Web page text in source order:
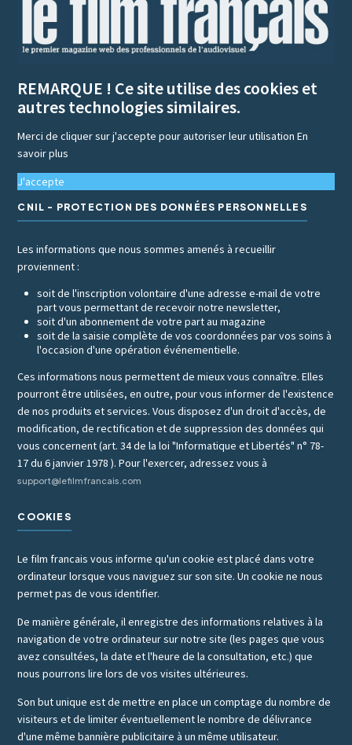
REMARQUE ! Ce site utilise des cookies et
autres technologies similaires.
Merci de cliquer sur j'accepte pour autoriser leur utilisationEn
savoir plus
J'accepte
CNIL - PROTECTION DES DONNÉES PERSONNELLES
Les informations que nous sommes amenés à recueillir
proviennent :
soit de l'inscription volontaire d'une adresse e-mail de votre
part vous permettant de recevoir notre newsletter,
soit d'un abonnement de votre part au magazine
soit de la saisie complète de vos coordonnées par vos soins à
l'occasion d'une opération événementielle.
Ces informations nous permettent de mieux vous connaître. Elles
pourront être utilisées, en outre, pour vous informer de l'existence
de nos produits et services. Vous disposez d'un droit d'accès, de
modification, de rectification et de suppression des données qui
vous concernent (art. 34 de la loi "Informatique et Libertés" n° 78-
17 du 6 janvier 1978 ). Pour l'exercer, adressez vous à
support@lefilmfrancais.com
COOKIES
Le film francais vous informe qu'un cookie est placé dans votre
ordinateur lorsque vous naviguez sur son site. Un cookie ne nous
permet pas de vous identifier.
De manière générale, il enregistre des informations relatives à la
navigation de votre ordinateur sur notre site (les pages que vous
avez consultées, la date et l'heure de la consultation, etc.) que
nous pourrons lire lors de vos visites ultérieures.
Son but unique est de mettre en place un comptage du nombre de
visiteurs et de limiter éventuellement le nombre de délivrance
d'une même bannière publicitaire à un même utilisateur.